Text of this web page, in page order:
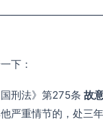
下：
国刑法》第275条 故
严重情节的，处三